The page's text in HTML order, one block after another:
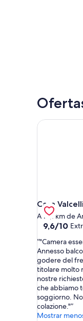
Casa
Casa
A 10,1 km de
9.6
10,
(26
avaliações)
9,6/10
"Camera
Annesso
godere del
titolare molto
nostre
che abbiamo
soggiorno.
colazione."
Mostrar
Casa